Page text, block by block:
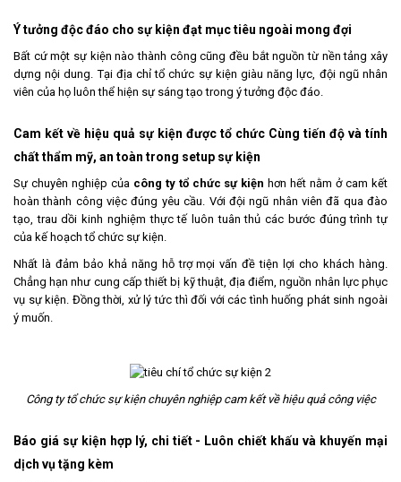
Ý tưởng độc đáo cho sự kiện đạt mục tiêu ngoài mong đợi
Bất cứ một sự kiện nào thành công cũng đều bắt nguồn từ nền tảng xây
dựng nội dung. Tại địa chỉ tổ chức sự kiện giàu năng lực, đội ngũ nhân
viên của họ luôn thể hiện sự sáng tạo trong ý tưởng độc đáo.
Cam kết về hiệu quả sự kiện được tổ chức Cùng tiến độ và tính
chất thẩm mỹ, an toàn trong setup sự kiện
Sự chuyên nghiệp của công ty tổ chức sự kiện hơn hết nằm ở cam kết
hoàn thành công việc đúng yêu cầu. Với đội ngũ nhân viên đã qua đào
tạo, trau dồi kinh nghiệm thực tế luôn tuân thủ các bước đúng trình tự
của kế hoạch tổ chức sự kiện.
Nhất là đảm bảo khả năng hỗ trợ mọi vấn đề tiện lợi cho khách hàng.
Chẳng hạn như cung cấp thiết bị kỹ thuật, địa điểm, nguồn nhân lực phục
vụ sự kiện. Đồng thời, xử lý tức thì đối với các tình huống phát sinh ngoài
ý muốn.
Công ty tổ chức sự kiệnchuyên nghiệp cam kết về hiệu quả công việc
Báo giá sự kiện hợp lý, chi tiết - Luôn chiết khấu và khuyến mại
dịch vụ tặng kèm